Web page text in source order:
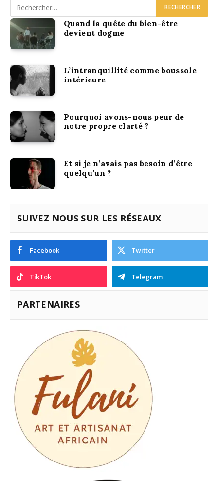
Quand la quête du bien-être
devient dogme
L’intranquillité comme boussole
intérieure
Pourquoi avons-nous peur de
notre propre clarté ?
Et si je n’avais pas besoin d’être
quelqu’un ?
SUIVEZ NOUS SUR LES RÉSEAUX
Facebook Twitter
TikTok Telegram
PARTENAIRES